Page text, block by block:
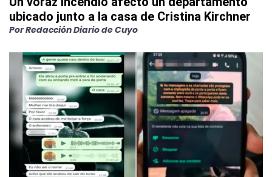
ubicado junto a la casa de Cristina Kirchner
PorRedacción Diario de Cuyo